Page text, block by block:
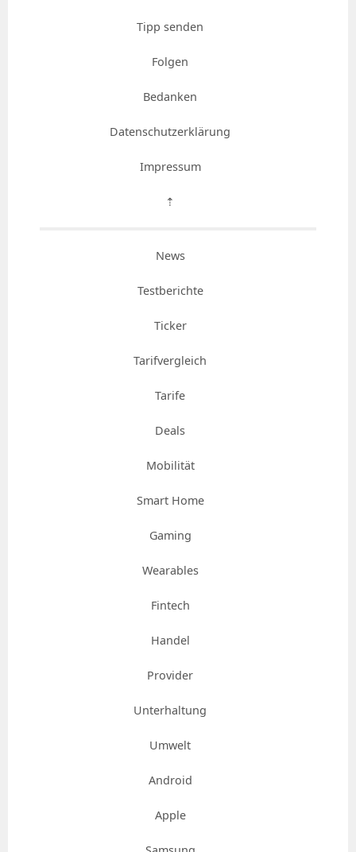
Tipp senden
Folgen
Bedanken
Datenschutzerklärung
Impressum
⇡
News
Testberichte
Ticker
Tarifvergleich
Tarife
Deals
Mobilität
Smart Home
Gaming
Wearables
Fintech
Handel
Provider
Unterhaltung
Umwelt
Android
Apple